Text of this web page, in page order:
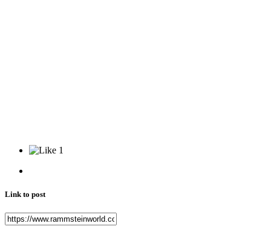
1
Link to post